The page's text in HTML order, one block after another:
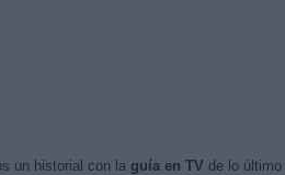
un historial con la guía en TV de lo